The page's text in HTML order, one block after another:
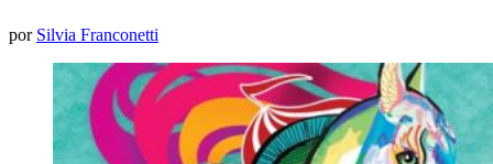
por Silvia Franconetti